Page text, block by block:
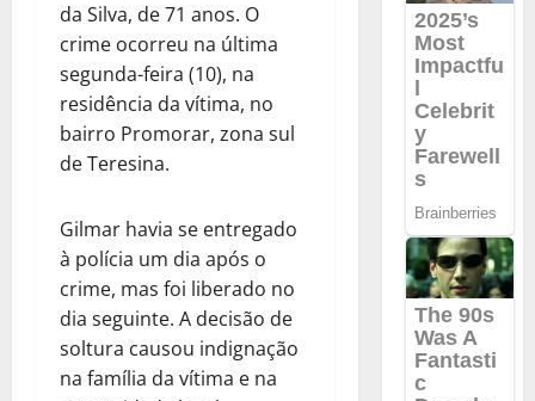
da Silva, de 71 anos. O
crime ocorreu na última
segunda-feira (10), na
residência da vítima, no
bairro Promorar, zona sul
de Teresina.
Gilmar havia se entregado
à polícia um dia após o
crime, mas foi liberado no
dia seguinte. A decisão de
soltura causou indignação
na família da vítima e na